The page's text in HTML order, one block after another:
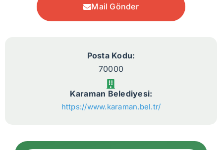
Mail Gönder
Posta Kodu:
70000
Karaman Belediyesi:
https://www.karaman.bel.tr/